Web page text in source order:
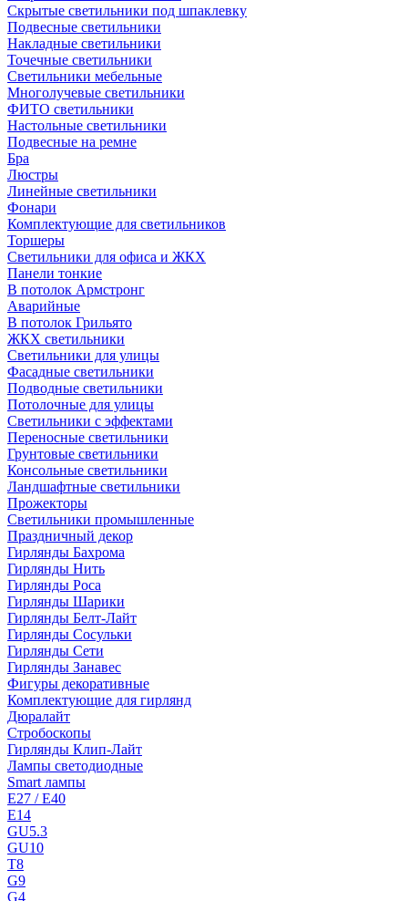
Скрытые светильники под шпаклевку
Подвесные светильники
Накладные светильники
Точечные светильники
Светильники мебельные
Многолучевые светильники
ФИТО светильники
Настольные светильники
Подвесные на ремне
Бра
Люстры
Линейные светильники
Фонари
Комплектующие для светильников
Торшеры
Светильники для офиса и ЖКХ
Панели тонкие
В потолок Армстронг
Аварийные
В потолок Грильято
ЖКХ светильники
Светильники для улицы
Фасадные светильники
Подводные светильники
Потолочные для улицы
Светильники с эффектами
Переносные светильники
Грунтовые светильники
Консольные светильники
Ландшафтные светильники
Прожекторы
Светильники промышленные
Праздничный декор
Гирлянды Бахрома
Гирлянды Нить
Гирлянды Роса
Гирлянды Шарики
Гирлянды Белт-Лайт
Гирлянды Сосульки
Гирлянды Сети
Гирлянды Занавес
Фигуры декоративные
Комплектующие для гирлянд
Дюралайт
Стробоскопы
Гирлянды Клип-Лайт
Лампы светодиодные
Smart лампы
E27 / E40
E14
GU5.3
GU10
T8
G9
G4